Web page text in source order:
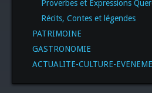
Proverbes et Expressions
Récits, Contes et légendes
PATRIMOINE
GASTRONOMIE
ACTUALITE-CULTURE-